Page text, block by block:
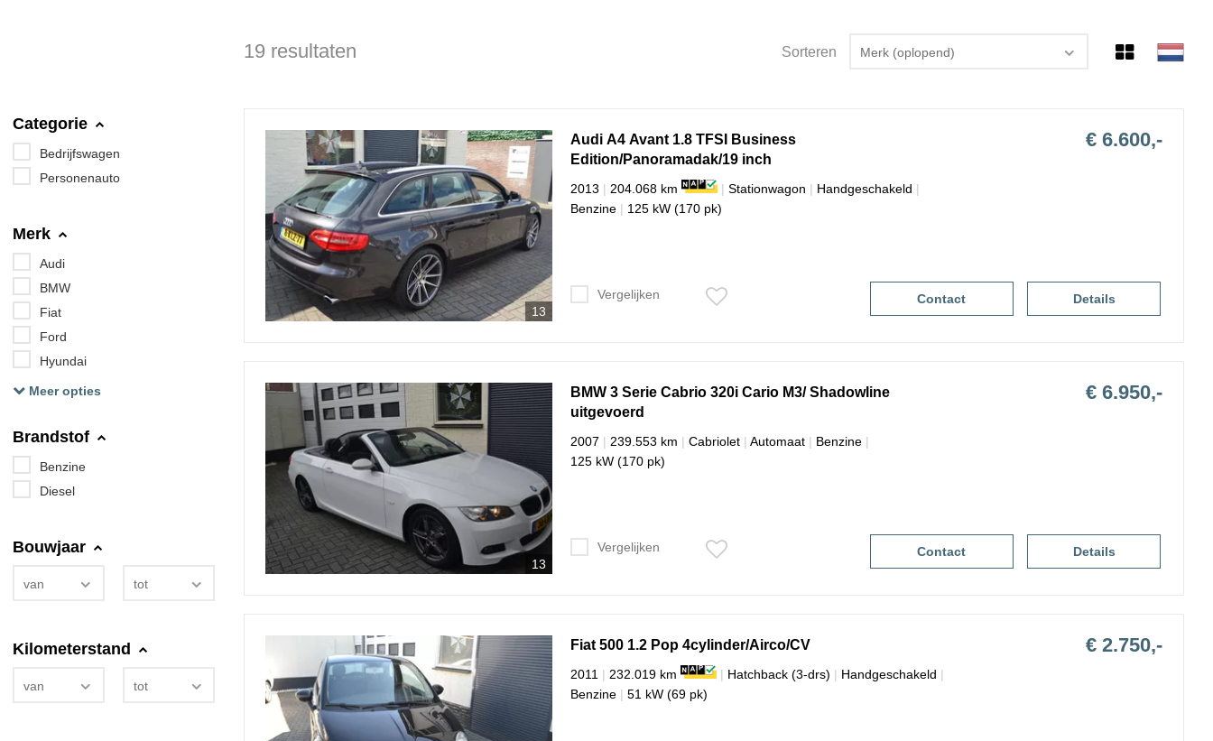
Categorie
Bedrijfswagen
Personenauto
Merk
Audi
BMW
Fiat
Ford
Hyundai
Meer opties
Brandstof
Benzine
Diesel
Bouwjaar
van tot
Kilometerstand
van tot
19 resultaten Sorteren Merk (oplopend)
13
Audi A4 Avant 1.8 TFSI Business
Edition/Panoramadak/19 inch
2013 | 204.068 km | Stationwagon | Handgeschakeld |
Benzine| 125 kW (170 pk)
€ 6.600,-
Vergelijken Details
Contact
13
BMW 3 Serie Cabrio 320i Cario M3/ Shadowline
uitgevoerd
2007 | 239.553 km | Cabriolet| Automaat| Benzine|
125 kW (170 pk)
€ 6.950,-
Vergelijken Details
Contact
Fiat 500 1.2 Pop 4cylinder/Airco/CV
2011 | 232.019 km | Hatchback (3-drs) | Handgeschakeld |
Benzine| 51 kW (69 pk)
€ 2.750,-